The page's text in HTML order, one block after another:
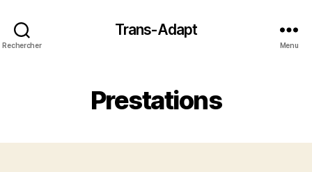
Rechercher
Trans-Adapt
Menu
Prestations